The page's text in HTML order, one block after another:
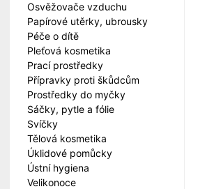
Osvěžovače vzduchu
Papírové utěrky, ubrousky
Péče o dítě
Pleťová kosmetika
Prací prostředky
Přípravky proti škůdcům
Prostředky do myčky
Sáčky, pytle a fólie
Svíčky
Tělová kosmetika
Úklidové pomůcky
Ústní hygiena
Velikonoce